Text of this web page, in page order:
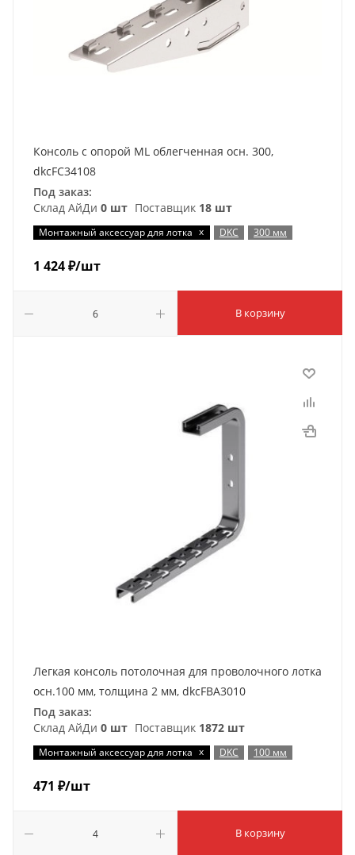
Консоль с опорой ML облегченная осн. 300,
dkcFC34108
Под заказ:
Склад АйДи 0 шт Поставщик 18 шт
Монтажный аксессуар для лотка x DKC 300 мм
1 424₽/шт
В корзину
Легкая консоль потолочная для проволочного лотка
осн.100 мм, толщина 2 мм, dkcFBA3010
Под заказ:
Склад АйДи 0 шт Поставщик 1872 шт
Монтажный аксессуар для лотка x DKC 100 мм
471 ₽/шт
В корзину